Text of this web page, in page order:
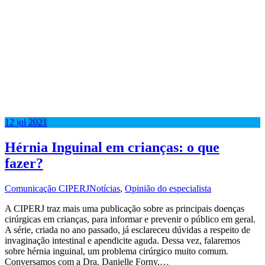
12 jul 2021
Hérnia Inguinal em crianças: o que
fazer?
Comunicação CIPERJNotícias, Opinião do especialista
A CIPERJ traz mais uma publicação sobre as principais doenças
cirúrgicas em crianças, para informar e prevenir o público em geral.
A série, criada no ano passado, já esclareceu dúvidas a respeito de
invaginação intestinal e apendicite aguda. Dessa vez, falaremos
sobre hérnia inguinal, um problema cirúrgico muito comum.
Conversamos com a Dra. Danielle Forny,…